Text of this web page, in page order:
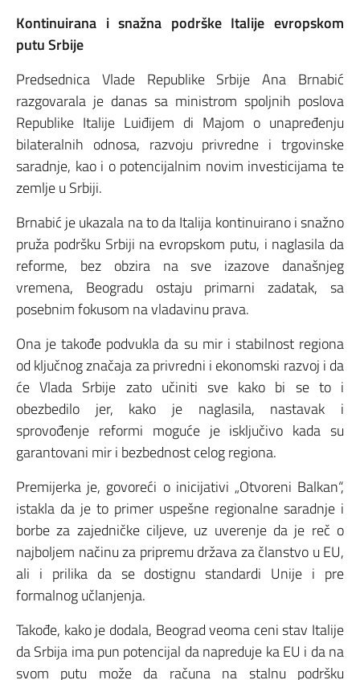
Kontinuirana i snažna podrške Italije evropskom
putu Srbije
Predsednica Vlade Republike Srbije Ana Brnabić
razgovarala je danas sa ministrom spoljnih poslova
Republike Italije Luiđijem di Majom o unapređenju
bilateralnih odnosa, razvoju privredne i trgovinske
saradnje, kao i o potencijalnim novim investicijama te
zemlje u Srbiji.
Brnabić je ukazala na to da Italija kontinuirano i snažno
pruža podršku Srbiji na evropskom putu, i naglasila da
reforme, bez obzira na sve izazove današnjeg
vremena, Beogradu ostaju primarni zadatak, sa
posebnim fokusom na vladavinu prava.
Ona je takođe podvukla da su mir i stabilnost regiona
od ključnog značaja za privredni i ekonomski razvoj i da
će Vlada Srbije zato učiniti sve kako bi se to i
obezbedilo jer, kako je naglasila, nastavak i
sprovođenje reformi moguće je isključivo kada su
garantovani mir i bezbednost celog regiona.
Premijerka je, govoreći o inicijativi „Otvoreni Balkan“,
istakla da je to primer uspešne regionalne saradnje i
borbe za zajedničke ciljeve, uz uverenje da je reč o
najboljem načinu za pripremu država za članstvo u EU,
ali i prilika da se dostignu standardi Unije i pre
formalnog učlanjenja.
Takođe, kako je dodala, Beograd veoma ceni stav Italije
da Srbija ima pun potencijal da napreduje ka EU i da na
svom putu može da računa na stalnu podršku